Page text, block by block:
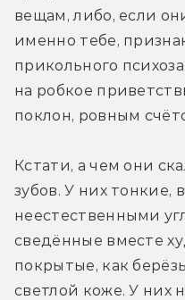
вещам, либо, если
именно тебе,
прикольного
на робкое
поклон, ровным
Кстати, а чем они
зубов. У них тонкие,
неестественными
сведённые вместе
покрытые, как
светлой коже. У них